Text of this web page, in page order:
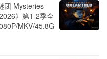
团 Mysteries
》第1-2季全
MKV/45.8G